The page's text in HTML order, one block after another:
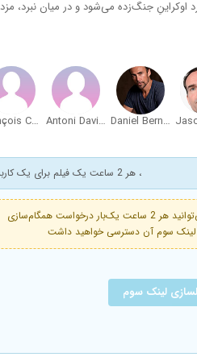
اوکراینِ جنگ‌زده می‌شود و در میان نبرد،
Daniel Bernhardt
Antoni Davidov
François Coetzer
، هر 2 ساعت یک فیلم برای یک کاربر ویژه
فعال است. با خرید اشتراک ویژه می‌توانید هر 2 ساعت یک‌بار درخواست همگام‌سازی
لینک سوم